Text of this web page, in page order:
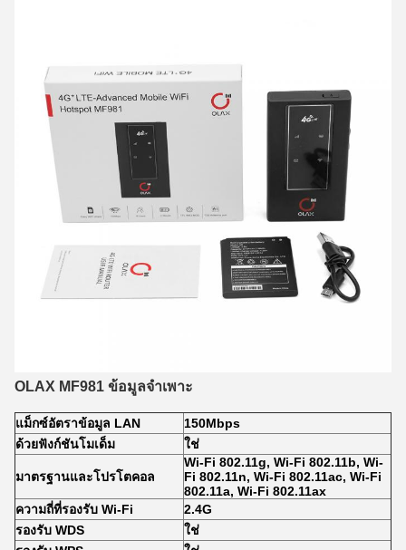
OLAX MF981 ข้อมูลจำเพาะ
แม็กซ์อัตราข้อมูล LAN
150Mbps
ด้วยฟังก์ชันโมเด็ม
ใช่
มาตรฐานและโปรโตคอล
Wi-Fi 802.11g, Wi-Fi 802.11b, Wi-
Fi 802.11n, Wi-Fi 802.11ac, Wi-Fi
802.11a, Wi-Fi 802.11ax
ความถี่ที่รองรับ Wi-Fi
2.4G
รองรับ WDS
ใช่